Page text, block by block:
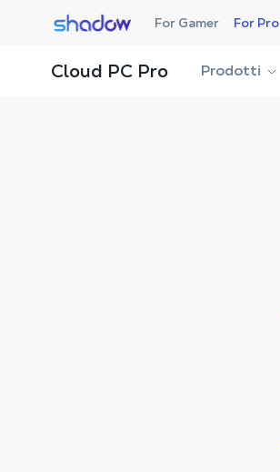
Shadow.tech For Gamer For Pro
Cloud PC Pro Prodotti